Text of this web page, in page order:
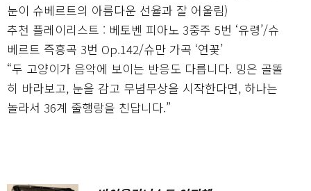
눈이 슈베르트의 아름다운 선율과 잘 어울림)
추천 플레이리스트 : 베토벤 피아노 3중주 5번 ‘유령’/슈
베르트 즉흥곡 3번 Op.142/슈만 가곡 ‘연꽃’
“두 고양이가 음악에 보이는 반응도 다릅니다. 밍은 골똘
히 바라보고, 눈을 감고 무념무상을 시작한다면, 하나는
놀라서 36계 줄행랑을 친답니다.”